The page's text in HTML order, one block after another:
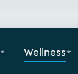
Wellness